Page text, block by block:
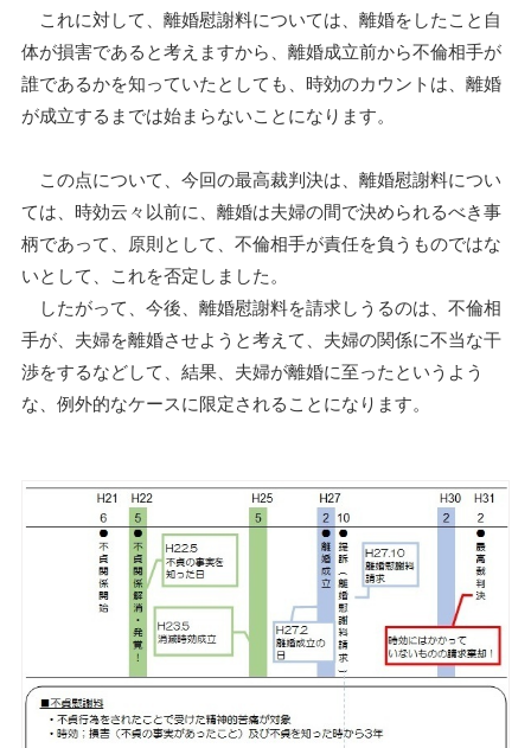
これに対して、離婚慰謝料については、離婚をしたこと自
体が損害であると考えますから、離婚成立前から不倫相手が
誰であるかを知っていたとしても、時効のカウントは、離婚
が成立するまでは始まらないことになります。
この点について、今回の最高裁判決は、離婚慰謝料につい
ては、時効云々以前に、離婚は夫婦の間で決められるべき事
柄であって、原則として、不倫相手が責任を負うものではな
いとして、これを否定しました。
したがって、今後、離婚慰謝料を請求しうるのは、不倫相
手が、夫婦を離婚させようと考えて、夫婦の関係に不当な干
渉をするなどして、結果、夫婦が離婚に至ったというよう
な、例外的なケースに限定されることになります。